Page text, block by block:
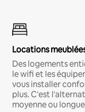
Locations
Des logements
le wifi et les
vous installer
plus. C'est
moyenne ou